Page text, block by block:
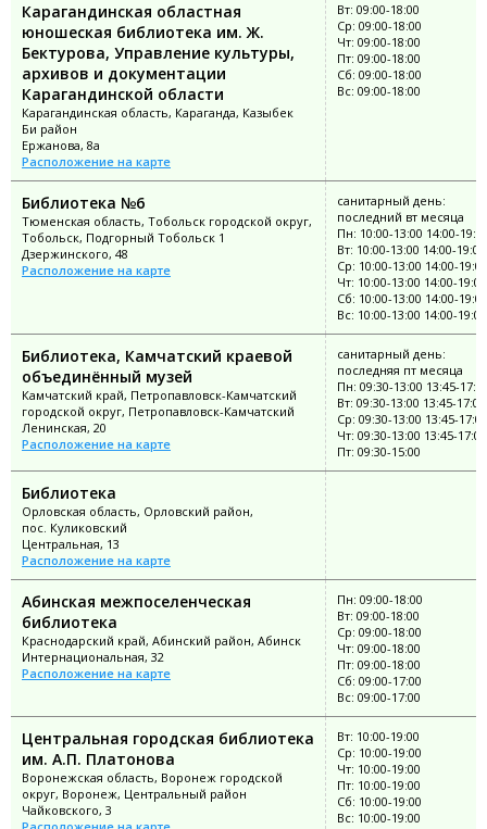
Карагандинская областная
юношеская библиотека им. Ж.
Бектурова, Управление культуры,
архивов и документации
Карагандинской области
Карагандинская область, Караганда, Казыбек
Би район
Ержанова, 8а
Расположение на карте
Вт: 09:00-18:00
Ср: 09:00-18:00
Чт: 09:00-18:00
Пт: 09:00-18:00
Сб: 09:00-18:00
Вс: 09:00-18:00
Библиотека №6
Тюменская область, Тобольск городской округ,
Тобольск, Подгорный Тобольск 1
Дзержинского, 48
Расположение на карте
санитарный день:
последний вт месяца
Пн: 10:00-13:00 14:00-
Вт: 10:00-13:00 14:00-19:00
Ср: 10:00-13:00 14:00-19:00
Чт: 10:00-13:00 14:00-19:00
Сб: 10:00-13:00 14:00-19:00
Вс: 10:00-13:00 14:00-19:00
Библиотека, Камчатский краевой
объединённый музей
Камчатский край, Петропавловск-Камчатский
городской округ, Петропавловск-Камчатский
Ленинская, 20
Расположение на карте
санитарный день:
последняя пт месяца
Пн: 09:30-13:00 13:45-
Вт: 09:30-13:00 13:45-17:00
Ср: 09:30-13:00 13:45-17:00
Чт: 09:30-13:00 13:45-17:00
Пт: 09:30-15:00
Библиотека
Орловская область, Орловский район,
пос. Куликовский
Центральная, 13
Расположение на карте
Абинская межпоселенческая
библиотека
Краснодарский край, Абинский район, Абинск
Интернациональная, 32
Расположение на карте
Пн: 09:00-18:00
Вт: 09:00-18:00
Ср: 09:00-18:00
Чт: 09:00-18:00
Пт: 09:00-18:00
Сб: 09:00-17:00
Вс: 09:00-17:00
Центральная городская библиотека
им. А.П. Платонова
Воронежская область, Воронеж городской
округ, Воронеж, Центральный район
Чайковского, 3
Вт: 10:00-19:00
Ср: 10:00-19:00
Чт: 10:00-19:00
Пт: 10:00-19:00
Сб: 10:00-19:00
Вс: 10:00-19:00